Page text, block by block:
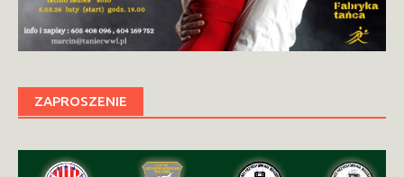
ZAPROSZENIE